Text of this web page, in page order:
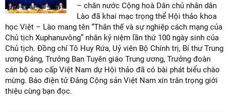
– chăn nước Cộng hoà Dân chủ nhân dân
Lào đã khai mạc trọng thể Hội thảo khoa
học Việt – Lào mang tên “Thân thế và sự nghiệp cách mạng của
Chủ tịch Xuphanuvông” nhân kỷ niệm lần thứ 100 ngày sinh của
Chủ tịch. Đồng chí Tô Huy Rứa, Uỷ viên Bộ Chính trị, Bí thư Trung
ương Đảng, Trưởng Ban Tuyên giáo Trung ương, Trưởng đoàn
cán bộ cao cấp Việt Nam dự Hội thảo đã có bài phát biểu chào
mừng. Báo điện tử Đảng Cộng sản Việt Nam xin trân trọng giới
thiệu cùng bạn đọc.